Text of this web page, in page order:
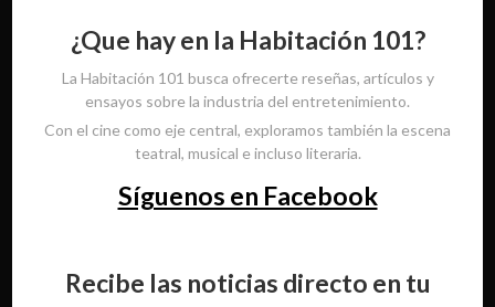
¿Que hay en la Habitación 101?
La Habitación 101 busca ofrecerte reseñas, artículos y
ensayos sobre la industria del entretenimiento.
Con el cine como eje central, exploramos también la escena
teatral, musical e incluso literaria.
Síguenos en Facebook
Recibe las noticias directo en tu